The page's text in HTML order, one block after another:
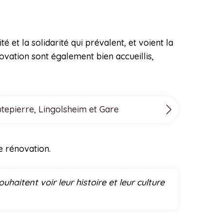
et la solidarité qui prévalent, et voient la
sont également bien accueillis,
Lingolsheim et Gare
rénovation.
voir leur histoire et leur culture